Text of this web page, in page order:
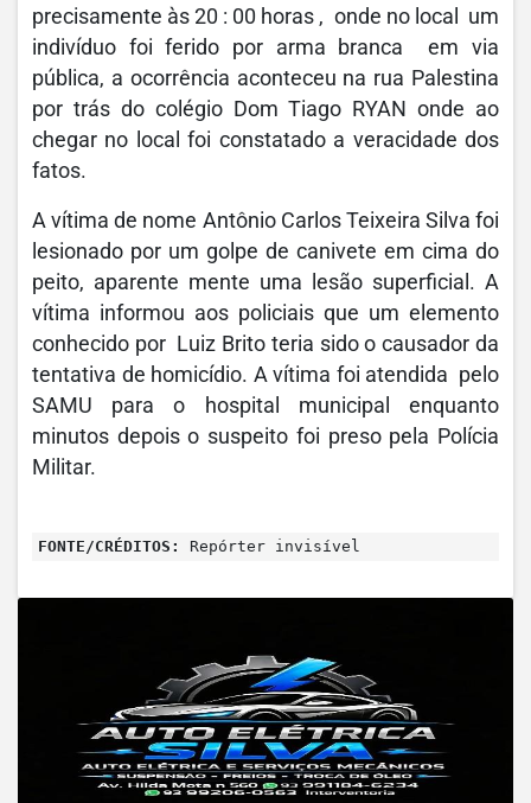
precisamente às 20 : 00 horas , onde no local um
indivíduo foi ferido por arma branca em via
pública, a ocorrência aconteceu na rua Palestina
por trás do colégio Dom Tiago RYAN onde ao
chegar no local foi constatado a veracidade dos
fatos.
A vítima de nome Antônio Carlos Teixeira Silva foi
lesionado por um golpe de canivete em cima do
peito, aparente mente uma lesão superficial. A
vítima informou aos policiais que um elemento
conhecido por Luiz Brito teria sido o causador da
tentativa de homicídio. A vítima foi atendida pelo
SAMU para o hospital municipal enquanto
minutos depois o suspeito foi preso pela Polícia
Militar.
FONTE/CRÉDITOS: Repórter invisível